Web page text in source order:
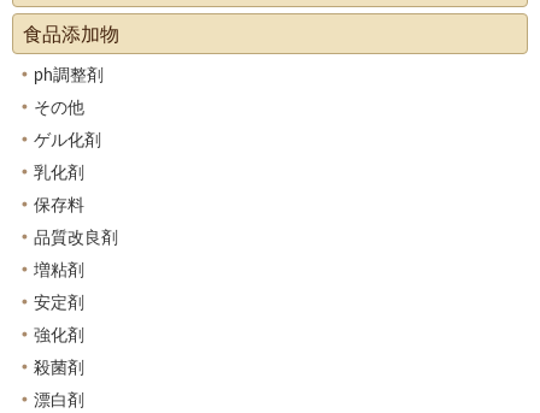
食品添加物
ph調整剤
その他
ゲル化剤
乳化剤
保存料
品質改良剤
増粘剤
安定剤
強化剤
殺菌剤
漂白剤